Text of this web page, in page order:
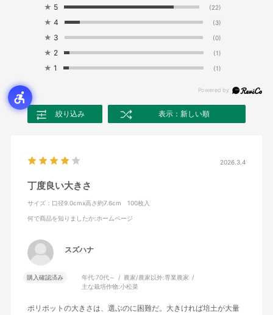
★ 5 (22)
★ 4 (3)
★ 3 (0)
★ 2 (1)
★ 1 (1)
絞り込み 表示：新しい順
2026.3.4
丁度良い大きさ
サイズ：口径9.0cmx高さ約7.6cm 100枚入
何で商品を知りましたか:ホームページ
スズハナ
購入確認済み 年代:70代～ 農家/農家以外:専業農家
主な栽培作物:小松菜
ポリポットの大きさは、選ぶのに困難だ。大きければ培土が大量